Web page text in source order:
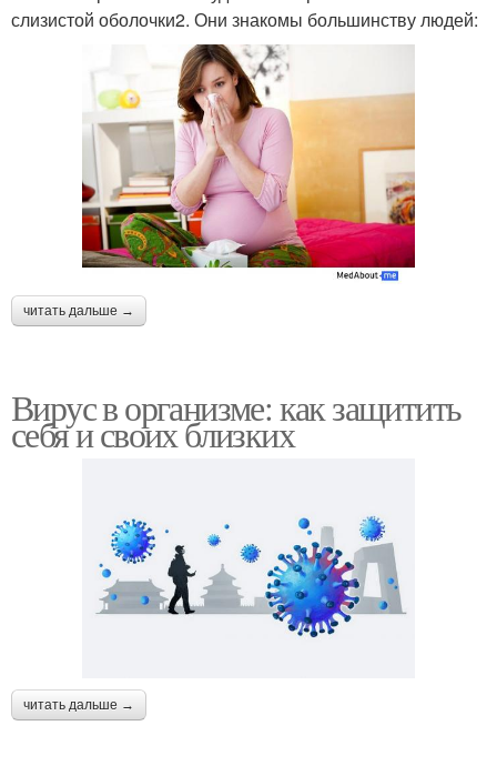
слизистой оболочки2. Они знакомы большинству людей:
читать дальше →
Вирус в организме: как защитить
себя и своих близких
читать дальше →